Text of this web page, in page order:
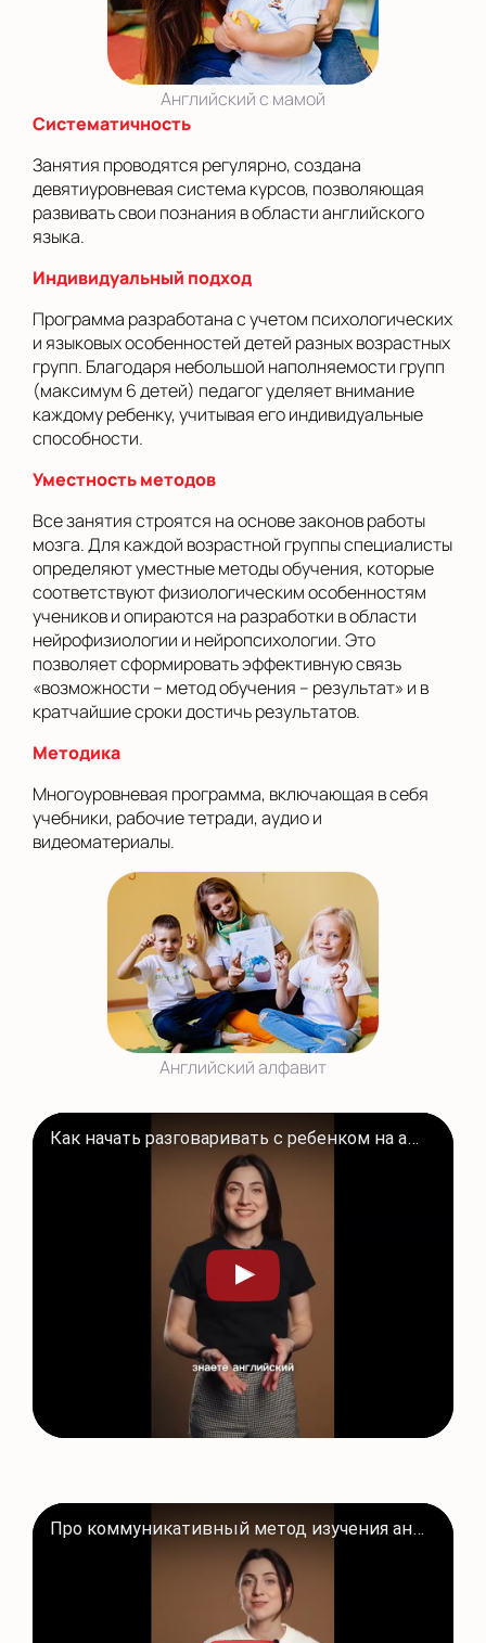
Английский с мамой
Систематичность
Занятия проводятся регулярно, создана
девятиуровневая система курсов, позволяющая
развивать свои познания в области английского
языка.
Индивидуальный подход
Программа разработана с учетом психологических
и языковых особенностей детей разных возрастных
групп. Благодаря небольшой наполняемости групп
(максимум 6 детей) педагог уделяет внимание
каждому ребенку, учитывая его индивидуальные
способности.
Уместность методов
Все занятия строятся на основе законов работы
мозга. Для каждой возрастной группы специалисты
определяют уместные методы обучения, которые
соответствуют физиологическим особенностям
учеников и опираются на разработки в области
нейрофизиологии и нейропсихологии. Это
позволяет сформировать эффективную связь
«возможности – метод обучения – результат» и в
кратчайшие сроки достичь результатов.
Методика
Многоуровневая программа, включающая в себя
учебники, рабочие тетради, аудио и
видеоматериалы.
Английский алфавит
Как начать разговаривать с ребенком на английском языке.
Про коммуникативный метод изучения английского языка в "Полиглотиках"